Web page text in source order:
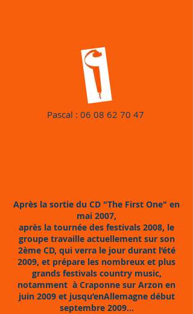
Pascal : 06 08 62 70 47
Après la sortie du CD "The First One" en
mai 2007,
après la tournée des festivals 2008, le
groupe travaille actuellement sur son
2ème CD, qui verra le jour durant l’été
2009, et prépare les nombreux et plus
grands festivals country music,
notamment à Craponne sur Arzon en
juin 2009 et jusqu’enAllemagne début
septembre 2009…